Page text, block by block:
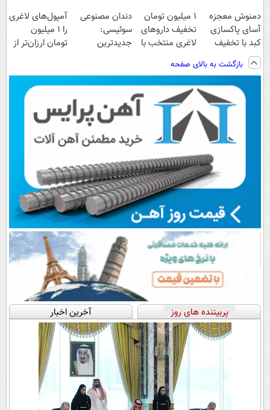
دمنوش معجزه
آسای پاکسازی
کبد با تخفیف
ویژه
۱ میلیون تومان
تخفیف داروهای
لاغری منتخب با
داروخانه نزدیکت
دندان مصنوعی
سوئیسی:
جدیدترین
پرداخت قسطی
آمپول‌های لاغری
را ۱ میلیون
تومان ارزان‌تر از
بازگشت به بالای صفحه
پربیننده های روز آخرین اخبار